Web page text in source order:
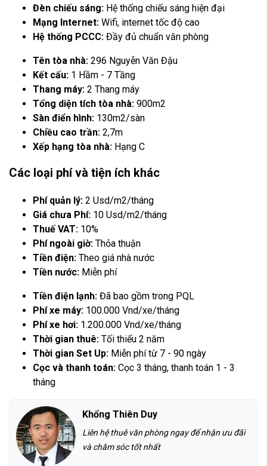
Đèn chiếu sáng: Hệ thống chiếu sáng hiện đại
Mạng Internet: Wifi, internet tốc độ cao
Hệ thống PCCC: Đầy đủ chuẩn văn phòng
Tên tòa nhà: 296 Nguyễn Văn Đậu
Kết cấu: 1 Hầm - 7 Tầng
Thang máy: 2 Thang máy
Tổng diện tích tòa nhà: 900m2
Sàn điển hình: 130m2/sàn
Chiều cao trần: 2,7m
Xếp hạng tòa nhà: Hạng C
Các loại phí và tiện ích khác
Phí quản lý: 2 Usd/m2/tháng
Giá chưa Phí: 10 Usd/m2/tháng
Thuế VAT: 10%
Phí ngoài giờ: Thỏa thuận
Tiền điện: Theo giá nhà nước
Tiền nước: Miễn phí
Tiền điện lạnh: Đã bao gồm trong PQL
Phí xe máy: 100.000 Vnd/xe/tháng
Phí xe hơi: 1.200.000 Vnd/xe/tháng
Thời gian thuê: Tối thiểu 2 năm
Thời gian Set Up: Miễn phí từ 7 - 90 ngày
Cọc và thanh toán: Cọc 3 tháng, thanh toán 1 - 3
tháng
Khổng Thiên Duy
Liên hệ thuê văn phòng ngay để nhận ưu đãi
và chăm sóc tốt nhất